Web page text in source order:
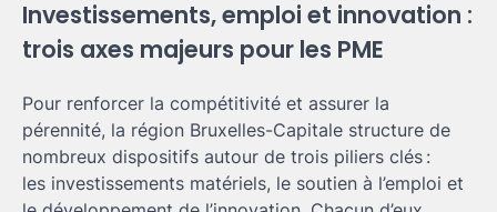
Investissements, emploi et innovation :
trois axes majeurs pour les PME
Pour renforcer la compétitivité et assurer la
pérennité, la région Bruxelles-Capitale structure de
nombreux dispositifs autour de trois piliers clés :
les investissements matériels, le soutien à l’emploi et